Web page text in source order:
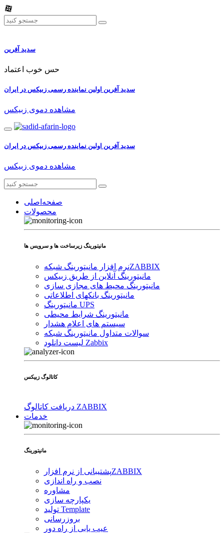
سدید آفرین
حس خوب اعتماد
سدید آفرین اولین نماینده رسمی زبیکس در ایران
مشاهده دموی زبیکس
سدید آفرین اولین نماینده رسمی زبیکس در ایران
مشاهده دموی زبیکس
صفحه‌اصلی
محصولات
مانیتورینگ زیرساخت ها و سرویس ها
نرم افزار مانیتورینگ شبکهZABBIX
مانیتورینگ آنلاین از طریق زبیکس
مانیتورینگ محیط های مجازی سازی
مانیتورینگ بانکهای اطلاعاتی
مانیتورینگ UPS
مانیتورینگ شرایط محیطی
سیستم های اعلام هشدار
سوالات متداول مانیتورینگ شبکه
لیست دانلود Zabbix
کاتالوگ زبیکس
دریافت کاتالوگ ZABBIX
خدمات
مانیتورینگ
پشتیبانی از نرم افزارZABBIX
نصب و راه اندازی
مشاوره
یکپارچه سازی
تولید Template
بروزرسانی
عیب یابی از راه دور